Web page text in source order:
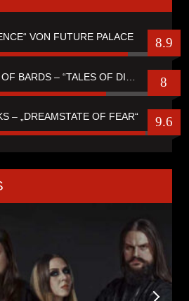
VON FUTURE PALACE 8.9
8
– „DREAMSTATE OF FEAR“ 9.6